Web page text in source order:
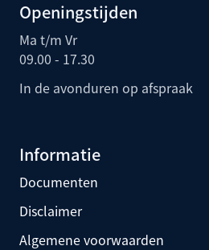
Openingstijden
Ma t/m Vr
09.00 - 17.30
In de avonduren op afspraak
Informatie
Documenten
Disclaimer
Algemene voorwaarden